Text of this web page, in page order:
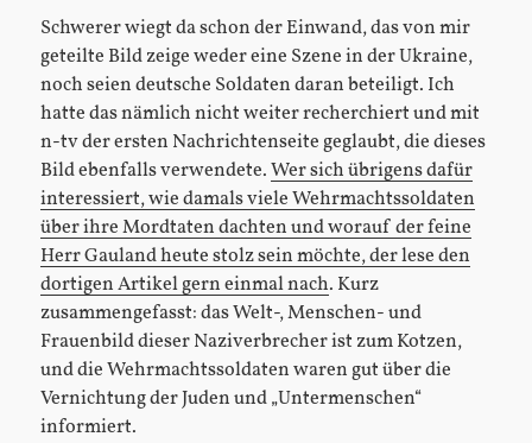
Schwerer wiegt da schon der Einwand, das von mir
geteilte Bild zeige weder eine Szene in der Ukraine,
noch seien deutsche Soldaten daran beteiligt. Ich
hatte das nämlich nicht weiter recherchiert und mit
n-tv der ersten Nachrichtenseite geglaubt, die dieses
Bild ebenfalls verwendete.Wer sich übrigens dafür
interessiert, wie damals viele Wehrmachtssoldaten
über ihre Mordtaten dachten und worauf der feine
Herr Gauland heute stolz sein möchte, der lese den
dortigen Artikel gern einmal nach. Kurz
zusammengefasst: das Welt-, Menschen- und
Frauenbild dieser Naziverbrecher ist zum Kotzen,
und die Wehrmachtssoldaten waren gut über die
Vernichtung der Juden und „Untermenschen“
informiert.